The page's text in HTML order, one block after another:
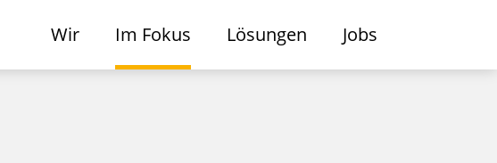
Wir Im Fokus Lösungen Jobs